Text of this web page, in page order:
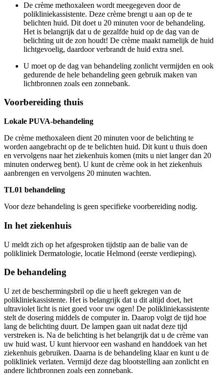
De crème methoxaleen wordt meegegeven door de
polikliniekassistente. Deze crème brengt u aan op de te
belichten huid. Dit doet u 20 minuten voor de behandeling.
Het is belangrijk dat u de gezalfde huid op de dag van de
belichting uit de zon houdt! De crème maakt namelijk de huid
lichtgevoelig, daardoor verbrandt de huid extra snel.
U moet op de dag van behandeling zonlicht vermijden en ook
gedurende de hele behandeling geen gebruik maken van
lichtbronnen zoals een zonnebank.
Voorbereiding thuis
Lokale PUVA-behandeling
De crème methoxaleen dient 20 minuten voor de belichting te
worden aangebracht op de te belichten huid. Dit kunt u thuis doen
en vervolgens naar het ziekenhuis komen (mits u niet langer dan 20
minuten onderweg bent). U kunt de crème ook in het ziekenhuis
aanbrengen en vervolgens 20 minuten wachten.
TL01 behandeling
Voor deze behandeling is geen specifieke voorbereiding nodig.
In het ziekenhuis
U meldt zich op het afgesproken tijdstip aan de balie van de
polikliniek Dermatologie, locatie Helmond (eerste verdieping).
De behandeling
U zet de beschermingsbril op die u heeft gekregen van de
polikliniekassistente. Het is belangrijk dat u dit altijd doet, het
ultraviolet licht is niet goed voor uw ogen! De polikliniekassistente
stelt de dosering middels de computer in. Daarop volgt de tijd hoe
lang de belichting duurt. De lampen gaan uit nadat deze tijd
verstreken is. Na de belichting is het belangrijk dat u de crème van
uw huid wast. U kunt hiervoor een washand en handdoek van het
ziekenhuis gebruiken. Daarna is de behandeling klaar en kunt u de
polikliniek verlaten. Vermijd deze dag blootstelling aan zonlicht en
andere lichtbronnen zoals een zonnebank.